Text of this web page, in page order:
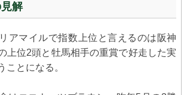
解
アマイルで指数上位と言えるのは阪神
上位2頭と牡馬相手の重賞で好走した実
ことになる。